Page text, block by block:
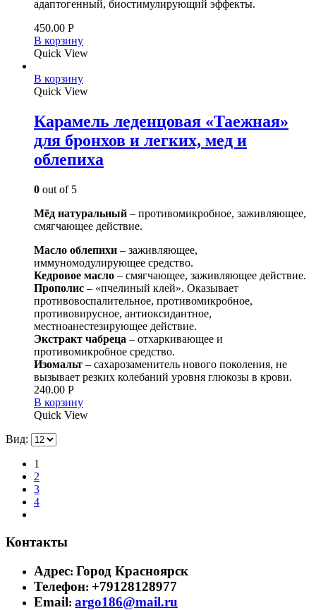
адаптогенный, биостимулирующий эффекты.
450.00 Р
В корзину
Quick View
В корзину
Quick View
Карамель леденцовая «Таежная»
для бронхов и легких, мед и
облепиха
0 out of 5
Мёд натуральный – противомикробное, заживляющее,
смягчающее действие.
Масло облепихи – заживляющее,
иммуномодулирующее средство.
Кедровое масло – смягчающее, заживляющее действие.
Прополис – «пчелиный клей». Оказывает
противовоспалительное, противомикробное,
противовирусное, антиоксидантное,
местноанестезирующее действие.
Экстракт чабреца – отхаркивающее и
противомикробное средство.
Изомальт – сахарозаменитель нового поколения, не
вызывает резких колебаний уровня глюкозы в крови.
240.00 Р
В корзину
Quick View
Вид:
1
2
3
4
Контакты
Адрес: Город Красноярск
Телефон: +79128128977
Email: argo186@mail.ru